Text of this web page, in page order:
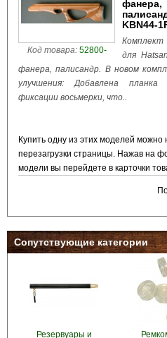
Код товара:52800-
фанера,
KBN44-
Комплект
для
фанера, палисандр. В новом
улучшения: Добавлена
фиксации восьмерки, что..
Купить одну из этих моделей можно
перезагрузки страницы. Нажав на
модели вы перейдете в карточки
Сопутствующие категории
Резервуары и